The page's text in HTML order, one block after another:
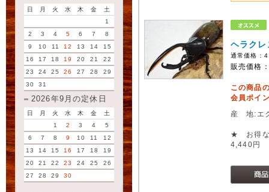
日 月 火 水 木 金
土
1
2
3 4 5 6 7
8
9
10 11 12 13 14
15
16
17 18 19 20 21
22
23
24 25 26 27 28
29
30
31
2026年9月の定休日
日 月 火 水 木 金
土
1
2 3 4
5
6
7 8 9 10 11
12
13
14 15 16 17 18
19
20
21 22 23 24 25
26
27
28 29 30
ヘラク
通常価格：
販売価格
この商品
会員ポイ
産 地:エ
★ お得
4,440円